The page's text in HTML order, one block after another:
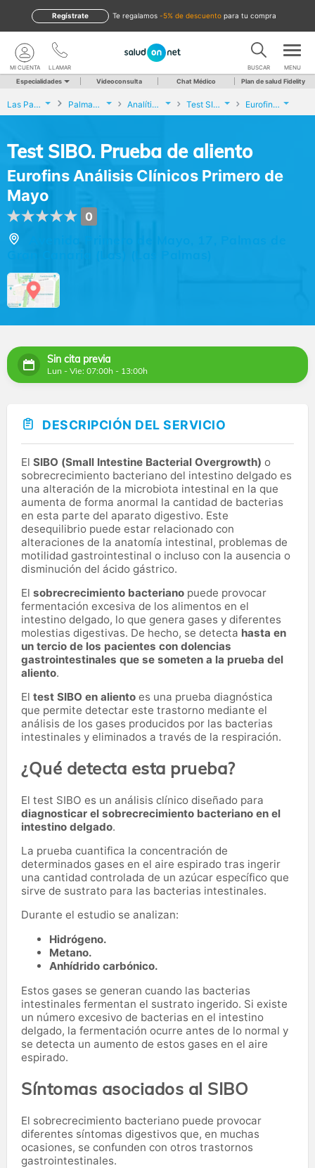
te regalamos -5% de descuento para tu compra
Regístrate
LLAMAR
MI CUENTA BUSCAR MENU
Especialidades Videoconsulta Chat Médico Plan de salud Fidelity
Las Palmas Palmas de Gran Canaria (Las) Analíticas y Genética Test SIBO. Prueba de aliento Eurofins Análisis Clínicos Primero de Mayo
Test SIBO. Prueba de aliento
Eurofins Análisis Clínicos Primero de
Mayo
0
Sin cita previa
Lun - Vie: 07:00h - 13:00h
DESCRIPCIÓN DEL SERVICIO
El SIBO (Small Intestine Bacterial Overgrowth) o
sobrecrecimiento bacteriano del intestino delgado es
una alteración de la microbiota intestinal en la que
aumenta de forma anormal la cantidad de bacterias
en esta parte del aparato digestivo. Este
desequilibrio puede estar relacionado con
alteraciones de la anatomía intestinal, problemas de
motilidad gastrointestinal o incluso con la ausencia o
disminución del ácido gástrico.
El sobrecrecimiento bacteriano puede provocar
fermentación excesiva de los alimentos en el
intestino delgado, lo que genera gases y diferentes
molestias digestivas. De hecho, se detecta hasta en
un tercio de los pacientes con dolencias
gastrointestinales que se someten a la prueba del
aliento.
El test SIBO en aliento es una prueba diagnóstica
que permite detectar este trastorno mediante el
análisis de los gases producidos por las bacterias
intestinales y eliminados a través de la respiración.
¿Qué detecta esta prueba?
El test SIBO es un análisis clínico diseñado para
diagnosticar el sobrecrecimiento bacteriano en el
intestino delgado.
La prueba cuantifica la concentración de
determinados gases en el aire espirado tras ingerir
una cantidad controlada de un azúcar específico que
sirve de sustrato para las bacterias intestinales.
Durante el estudio se analizan:
Hidrógeno.
Metano.
Anhídrido carbónico.
Estos gases se generan cuando las bacterias
intestinales fermentan el sustrato ingerido. Si existe
un número excesivo de bacterias en el intestino
delgado, la fermentación ocurre antes de lo normal y
se detecta un aumento de estos gases en el aire
espirado.
Síntomas asociados al SIBO
El sobrecrecimiento bacteriano puede provocar
diferentes síntomas digestivos que, en muchas
ocasiones, se confunden con otros trastornos
gastrointestinales.